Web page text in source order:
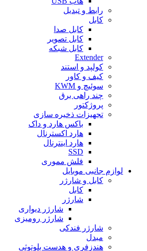
رابط و تبدیل
کابل
کابل صدا
کابل تصویر
کابل شبکه
Extender
کولپد و استند
کیف و کاور
سوئیچ و KWM
چند راهی برق
پروژکتور
تجهیزات ذخیره سازی
باکس هارد و داک
هارد اکسترنال
هارد اینترنال
SSD
فلش مموری
لوازم جانبی موبایل
کابل و شارژر
کابل
شارژر
شارژر دیواری
شارژر رومیزی
شارژر فندکی
مبدل
هندزفری و هدست بلوتوثی